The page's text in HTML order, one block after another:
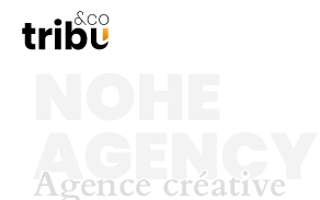
AGENCY
Agence créative
Agence créative